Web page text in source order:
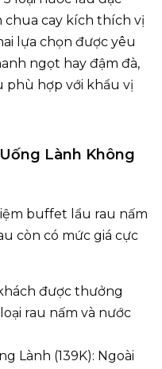
cay kích thích vị
lựa chọn được yêu
ngọt hay đậm đà,
phù hợp với khẩu vị
Lành Không
buffet lẩu rau nấm
còn có mức giá cực
được thưởng
rau nấm và nước
Lành (139K): Ngoài